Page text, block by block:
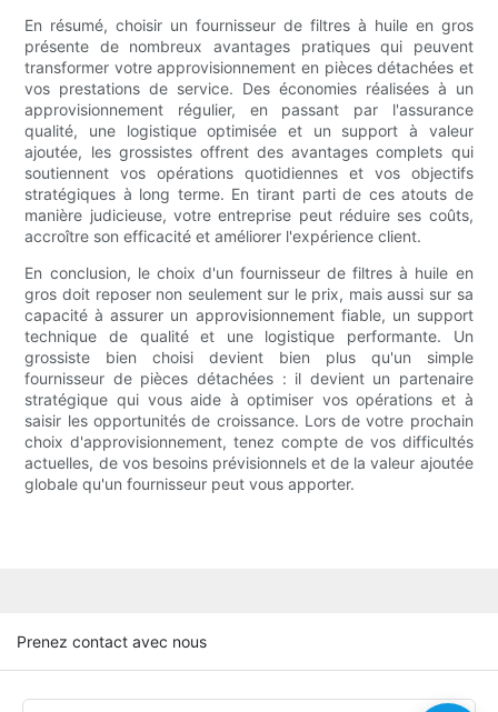
En résumé, choisir un fournisseur de filtres à huile en gros
présente de nombreux avantages pratiques qui peuvent
transformer votre approvisionnement en pièces détachées et
vos prestations de service. Des économies réalisées à un
approvisionnement régulier, en passant par l'assurance
qualité, une logistique optimisée et un support à valeur
ajoutée, les grossistes offrent des avantages complets qui
soutiennent vos opérations quotidiennes et vos objectifs
stratégiques à long terme. En tirant parti de ces atouts de
manière judicieuse, votre entreprise peut réduire ses coûts,
accroître son efficacité et améliorer l'expérience client.
En conclusion, le choix d'un fournisseur de filtres à huile en
gros doit reposer non seulement sur le prix, mais aussi sur sa
capacité à assurer un approvisionnement fiable, un support
technique de qualité et une logistique performante. Un
grossiste bien choisi devient bien plus qu'un simple
fournisseur de pièces détachées : il devient un partenaire
stratégique qui vous aide à optimiser vos opérations et à
saisir les opportunités de croissance. Lors de votre prochain
choix d'approvisionnement, tenez compte de vos difficultés
actuelles, de vos besoins prévisionnels et de la valeur ajoutée
globale qu'un fournisseur peut vous apporter.
Prenez contact avec nous